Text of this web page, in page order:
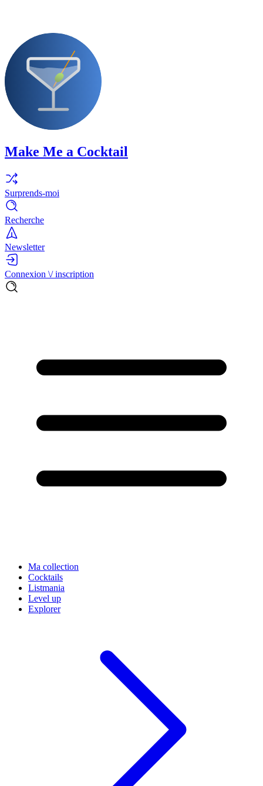
Make Me a Cocktail
Surprends-moi
Recherche
Newsletter
Connexion \/ inscription
Ma collection
Cocktails
Listmania
Level up
Explorer